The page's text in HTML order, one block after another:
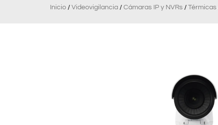
Inicio / Videovigilancia / Cámaras IP y NVRs / Térmicas